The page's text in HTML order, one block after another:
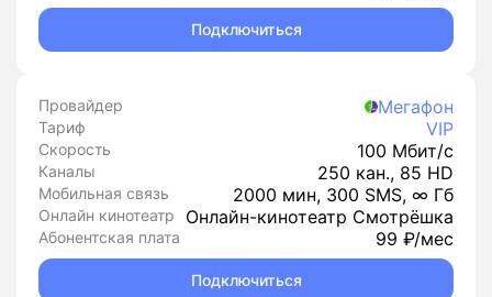
Подключиться
Провайдер Мегафон
Тариф VIP
Скорость 100 Мбит/с
Каналы 250 кан., 85 HD
Мобильная связь 2000 мин, 300 SMS, ∞ Гб
Онлайн кинотеатр Онлайн-кинотеатр Смотрёшка
Абонентская плата 99 ₽/мес
Подключиться